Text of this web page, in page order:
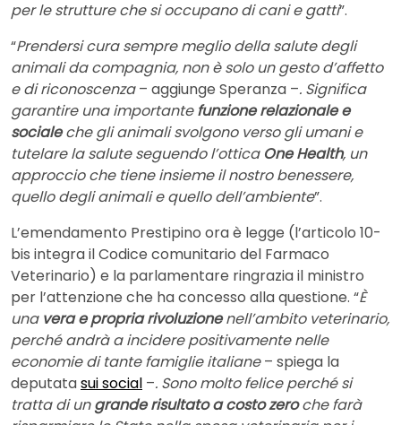
per le strutture che si occupano di cani e gatti”.
“Prendersi cura sempre meglio della salute degli
animali da compagnia, non è solo un gesto d’affetto
e di riconoscenza– aggiunge Speranza –. Significa
garantire una importantefunzione relazionale e
socialeche gli animali svolgono verso gli umani e
tutelare la salute seguendo l’ottica One Health, un
approccio che tiene insieme il nostro benessere,
quello degli animali e quello dell’ambiente”.
L’emendamento Prestipino ora è legge (l’articolo 10-
bis integra il Codice comunitario del Farmaco
Veterinario) e la parlamentare ringrazia il ministro
per l’attenzione che ha concesso alla questione. “È
una vera e propria rivoluzionenell’ambito veterinario,
perché andrà a incidere positivamente nelle
economie di tante famiglie italiane– spiega la
deputatasui social –. Sono molto felice perché si
tratta di ungrande risultato a costo zeroche farà